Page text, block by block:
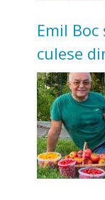
Emil
culese
nu poate